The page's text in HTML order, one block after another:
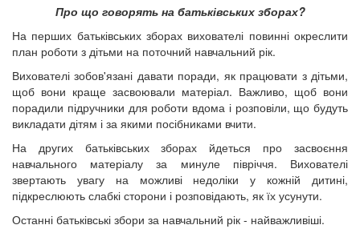
Про що говорять на батьківських зборах?
На перших батьківських зборах вихователі повинні окреслити
план роботи з дітьми на поточний навчальний рік.
Вихователі зобов'язані давати поради, як працювати з дітьми,
щоб вони краще засвоювали матеріал. Важливо, щоб вони
порадили підручники для роботи вдома і розповіли, що будуть
викладати дітям і за якими посібниками вчити.
На других батьківських зборах йдеться про засвоєння
навчального матеріалу за минуле півріччя. Вихователі
звертають увагу на можливі недоліки у кожній дитині,
підкреслюють слабкі сторони і розповідають, як їх усунути.
Останні батьківські збори за навчальний рік - найважливіші.